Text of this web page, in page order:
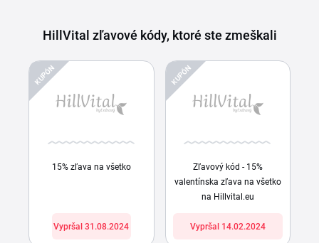
HillVital zľavové kódy, ktoré ste zmeškali
KUPÓN
15% zľava na všetko
Vypršal 31.08.2024
KUPÓN
Zľavový kód - 15%
valentínska zľava na všetko
na Hillvital.eu
Vypršal 14.02.2024